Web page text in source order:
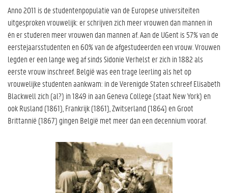
Anno 2011 is de studentenpopulatie van de Europese universiteiten
uitgesproken vrouwelijk: er schrijven zich meer vrouwen dan mannen in
én er studeren meer vrouwen dan mannen af. Aan de UGent is 57% van de
eerstejaarsstudenten en 60% van de afgestudeerden een vrouw. Vrouwen
legden er een lange weg af sinds Sidonie Verhelst er zich in 1882 als
eerste vrouw inschreef. België was een trage leerling als het op
vrouwelijke studenten aankwam: in de Verenigde Staten schreef Elisabeth
Blackwell zich (al?) in 1849 in aan Geneva College (staat New York) en
ook Rusland (1861), Frankrijk (1861), Zwitserland (1864) en Groot
Brittannië (1867) gingen België met meer dan een decennium vooraf.